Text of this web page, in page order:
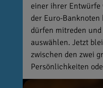
einer ihrer Entwürfe
der Euro-
dürfen mitreden
auswählen. Jetzt
zwischen den zwei
Persönlichkeiten